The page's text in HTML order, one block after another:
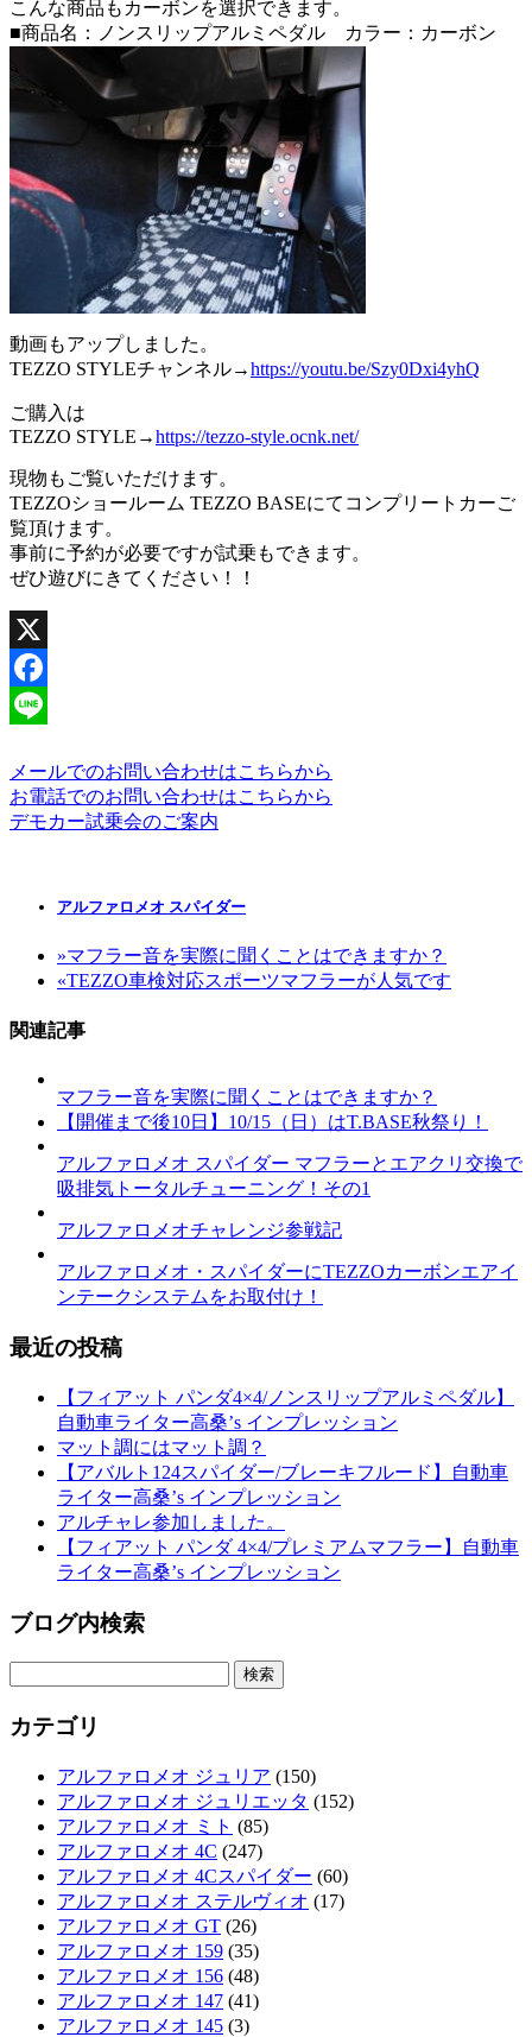
こんな商品もカーボンを選択できます。
■商品名：ノンスリップアルミペダル カラー：カーボン
動画もアップしました。
TEZZO STYLEチャンネル→https://youtu.be/Szy0Dxi4yhQ
ご購入は
TEZZO STYLE→https://tezzo-style.ocnk.net/
現物もご覧いただけます。
TEZZOショールーム TEZZO BASEにてコンプリートカーご
覧頂けます。
事前に予約が必要ですが試乗もできます。
ぜひ遊びにきてください！！
X
Facebook
メールでのお問い合わせはこちらから
お電話でのお問い合わせはこちらから
デモカー試乗会のご案内
アルファロメオ スパイダー
»マフラー音を実際に聞くことはできますか？
«TEZZO車検対応スポーツマフラーが人気です
関連記事
マフラー音を実際に聞くことはできますか？
【開催まで後10日】10/15（日）はT.BASE秋祭り！
アルファロメオ スパイダー マフラーとエアクリ交換で
吸排気トータルチューニング！その1
アルファロメオチャレンジ参戦記
アルファロメオ・スパイダーにTEZZOカーボンエアイ
ンテークシステムをお取付け！
最近の投稿
【フィアット パンダ4×4/ノンスリップアルミペダル】
自動車ライター高桑’s インプレッション
マット調にはマット調？
【アバルト124スパイダー/ブレーキフルード】自動車
ライター高桑’s インプレッション
アルチャレ参加しました。
【フィアット パンダ 4×4/プレミアムマフラー】自動車
ライター高桑’s インプレッション
ブログ内検索
カテゴリ
アルファロメオ ジュリア (150)
アルファロメオ ジュリエッタ (152)
アルファロメオ ミト (85)
アルファロメオ 4C (247)
アルファロメオ 4Cスパイダー (60)
アルファロメオ ステルヴィオ (17)
アルファロメオ GT (26)
アルファロメオ 159 (35)
アルファロメオ 156 (48)
アルファロメオ 147 (41)
アルファロメオ 145 (3)